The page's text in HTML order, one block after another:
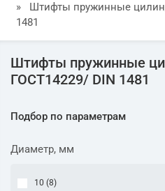
»
Штифты пружинные
1481
Штифты пружинные
ГОСТ14229/ DIN 1481
Подбор по параметрам
Диаметр, мм
10 (8)